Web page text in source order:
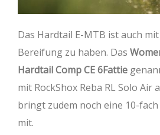
Das Hardtail E-MTB ist auch
Bereifung zu haben. Das
Hardtail Comp CE 6Fattie
mit RockShox Reba RL Solo Air
bringt zudem noch eine 10-fach
mit.